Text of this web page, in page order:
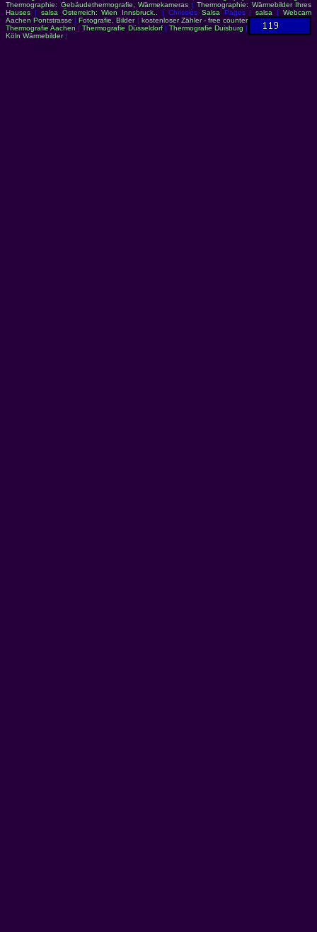
Thermographie: Gebäudethermografie, Wärmekameras | Thermographie: Wärmebilder Ihres
Hauses | salsa Österreich: Wien Innsbruck.. | Chrissies SalsaPages |salsa |Webcam
Aachen Pontstrasse |Fotografie, Bilder| kostenloser Zähler - free counter
Thermografie Aachen |Thermografie Düsseldorf| Thermografie Duisburg |
Köln Wärmebilder|